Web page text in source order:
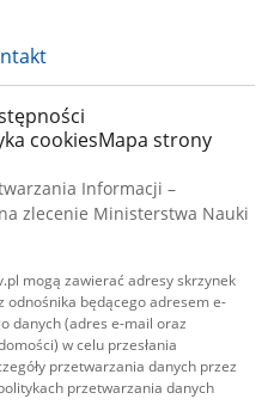
cookiesMapa strony
Informacji –
zlecenie Ministerstwa Nauki
mogą zawierać adresy skrzynek
odnośnika będącego adresem e-
danych (adres e-mail oraz
w celu przesłania
przetwarzania danych przez
przetwarzania danych